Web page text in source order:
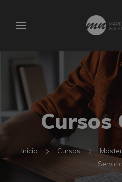
Cursos
Inicio Cursos